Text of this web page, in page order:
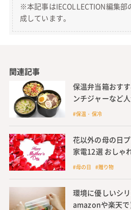
※本記事はIECOLLECTION編集
成しています。
関連記事
保温弁当箱おす
ンチジャーなど
#保温・保冷
花以外の母の日
家電12選 おしゃ
ッションなど
#母の日 #贈り物
環境に優しいシ
amazonや楽天で